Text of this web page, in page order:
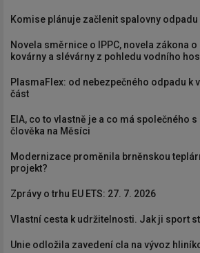
Komise plánuje začlenit spalovny odpadu
Novela směrnice o IPPC, novela zákona o
kovárny a slévárny z pohledu vodního
PlasmaFlex: od nebezpečného odpadu k
část
EIA, co to vlastně je a co má společného
člověka na Měsíci
Modernizace proměnila brněnskou
projekt?
Zprávy o trhu EU ETS: 27. 7. 2026
Vlastní cesta k udržitelnosti. Jak ji sport
Unie odložila zavedení cla na vývoz